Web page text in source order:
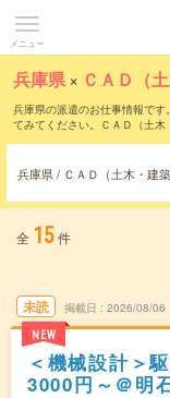
メニュー
兵庫県 × ＣＡＤ（
兵庫県の派遣のお仕事情報です。
てみてください。ＣＡＤ（土木
けます。職種辞典： ＣＡＤ（土
兵庫県 / ＣＡＤ（土木・建築
全 15件
未読
NEW
掲載日 2026/08/06
＜機械設計＞
3000円～＠明